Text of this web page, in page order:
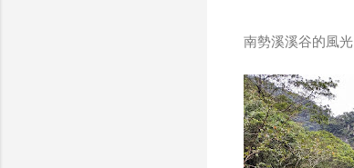
南勢溪溪谷的風光